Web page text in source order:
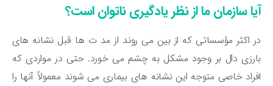
سازمان ما از نظر یادگیری ناتوان است؟
اکثر مؤسساتی که از بین می روند از مد ت ها قبل نشانه های
دال بر وجود مشکل به چشم می خورد. حتی در مواردی که
خاصی متوجه این نشانه های بیماری می شوند معمولاً آنها را